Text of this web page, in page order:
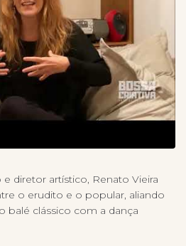
diretor artístico, Renato Vieira
o erudito e o popular, aliando
balé clássico com a dança